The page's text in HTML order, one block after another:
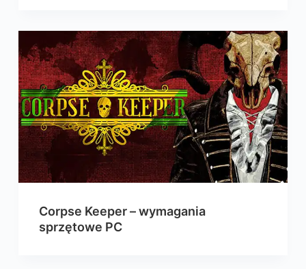
Corpse Keeper – wymagania
sprzętowe PC